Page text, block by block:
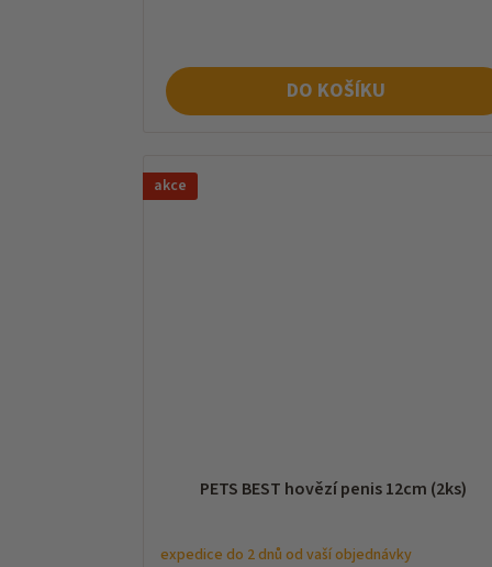
DO KOŠÍKU
akce
PETS BEST hovězí penis 12cm (2ks)
expedice do 2 dnů od vaší objednávky